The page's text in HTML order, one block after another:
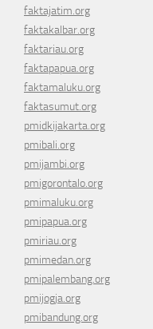
faktajatim.org
faktakalbar.org
faktariau.org
faktapapua.org
faktamaluku.org
faktasumut.org
pmidkijakarta.org
pmibali.org
pmijambi.org
pmigorontalo.org
pmimaluku.org
pmipapua.org
pmiriau.org
pmimedan.org
pmipalembang.org
pmijogja.org
pmibandung.org